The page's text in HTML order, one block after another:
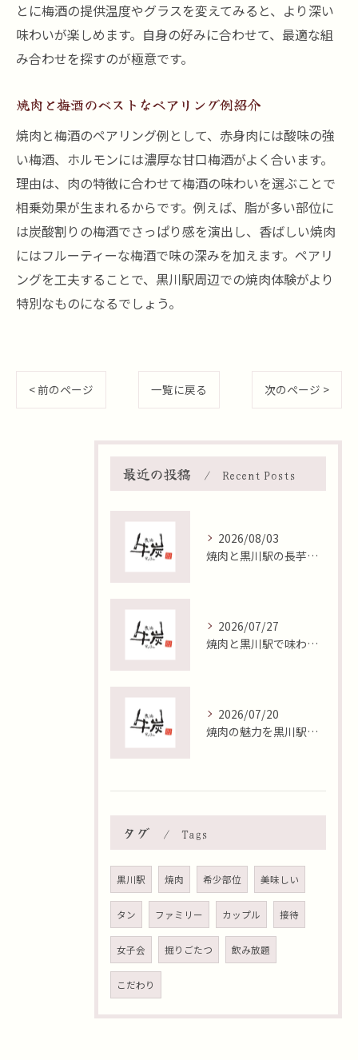
とに梅酒の提供温度やグラスを変えてみると、より深い
味わいが楽しめます。自身の好みに合わせて、最適な組
み合わせを探すのが極意です。
焼肉と梅酒のベストなペアリング例紹介
焼肉と梅酒のペアリング例として、赤身肉には酸味の強
い梅酒、ホルモンには濃厚な甘口梅酒がよく合います。
理由は、肉の特徴に合わせて梅酒の味わいを選ぶことで
相乗効果が生まれるからです。例えば、脂が多い部位に
は炭酸割りの梅酒でさっぱり感を演出し、香ばしい焼肉
にはフルーティーな梅酒で味の深みを加えます。ペアリ
ングを工夫することで、黒川駅周辺での焼肉体験がより
特別なものになるでしょう。
< 前のページ 一覧に戻る 次のページ >
最近の投稿 Recent Posts
2026/08/03
焼肉と黒川駅の長芋キムチが織りなす満足度と価格のバランス検証
2026/07/27
焼肉と黒川駅で味わう絶品キムチの楽しみ方を徹底解説
2026/07/20
焼肉の魅力を黒川駅で堪能黒毛和牛ヒレの贅沢な楽しみ方
タグ Tags
黒川駅 焼肉 希少部位 美味しい
タン ファミリー カップル 接待
女子会 掘りごたつ 飲み放題
こだわり